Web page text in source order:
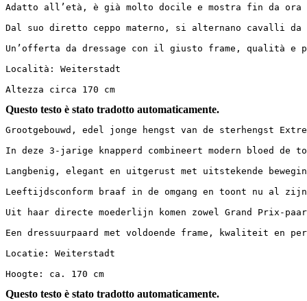
Adatto all’età, è già molto docile e mostra fin da
Dal suo diretto ceppo materno, si alternano cavalli
Un’offerta da dressage con il giusto frame,
Località: Weiterstadt
Altezza circa 170 cm
Questo testo è stato tradotto automaticamente.
Grootgebouwd, edel jonge hengst van de sterhengst
In deze 3-jarige knapperd combineert modern bloed de
Langbenig, elegant en uitgerust met uitstekende
Leeftijdsconform braaf in de omgang en toont nu al
Uit haar directe moederlijn komen zowel Grand Prix-
Een dressuurpaard met voldoende frame, kwaliteit en
Locatie: Weiterstadt
Hoogte: ca. 170 cm
Questo testo è stato tradotto automaticamente.